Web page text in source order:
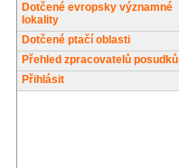
Dotčené evropsky významné
lokality
Dotčené ptačí oblasti
Přehled zpracovatelů posudků
Přihlásit